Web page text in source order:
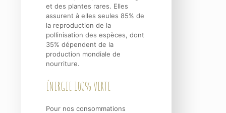
et des plantes rares. Elles
assurent à elles seules 85% de
la reproduction de la
pollinisation des espèces, dont
35% dépendent de la
production mondiale de
nourriture.
ÉNERGIE 100% VERTE
Pour nos consommations